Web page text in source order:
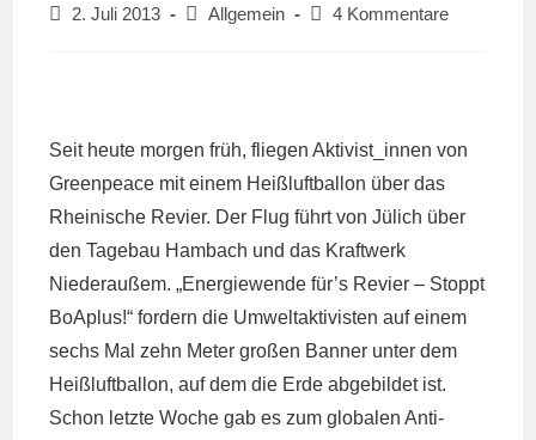
Beitrag
2. Juli 2013
Beitrags-
Allgemein
Beitrags-
4 Kommentare
Seit heute morgen früh, fliegen Aktivist_innen von
Greenpeace mit einem Heißluftballon über das
Rheinische Revier. Der Flug führt von Jülich über
den Tagebau Hambach und das Kraftwerk
Niederaußem. „Energiewende für’s Revier – Stoppt
BoAplus!“ fordern die Umweltaktivisten auf einem
sechs Mal zehn Meter großen Banner unter dem
Heißluftballon, auf dem die Erde abgebildet ist.
Schon letzte Woche gab es zum globalen Anti-